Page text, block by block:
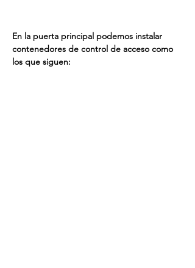
En la puerta principal podemos instalar
contenedores de control de acceso como
los que siguen: